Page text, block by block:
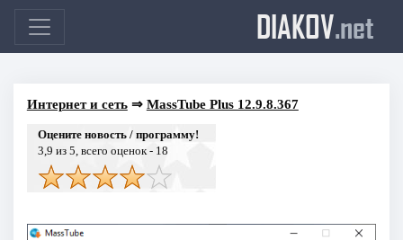
DIAKOV.net
Интернет и сеть⇒ MassTube Plus 12.9.8.367
Оцените новость / программу!
3,9 из 5, всего оценок - 18